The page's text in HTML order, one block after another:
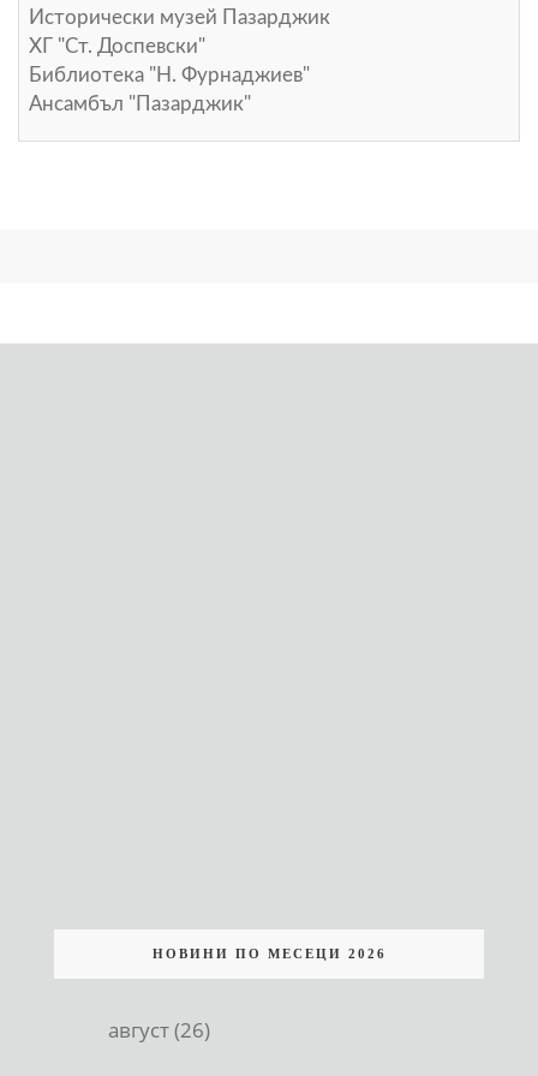
Исторически музей Пазарджик
ХГ "Ст. Доспевски"
Библиотека "Н. Фурнаджиев"
Ансамбъл "Пазарджик"
НОВИНИ ПО МЕСЕЦИ 2026
август (26)